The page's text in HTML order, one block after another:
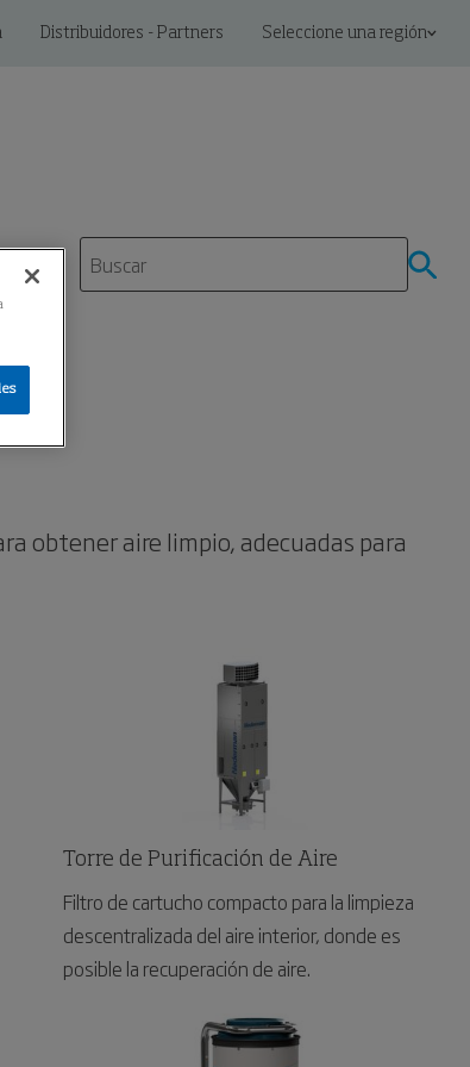
Distribuidores - Partners Seleccione una región
obtener aire limpio, adecuadas para
Torre de Purificación de Aire
Filtro de cartucho compacto para la limpieza
descentralizada del aire interior, donde es
posible la recuperación de aire.